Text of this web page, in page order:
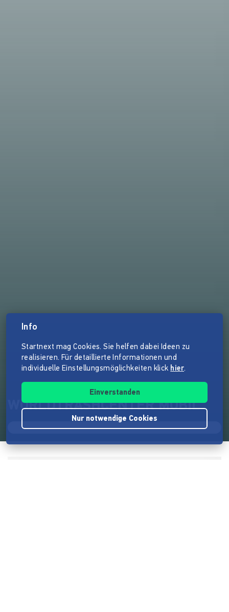
WORLDTRASHCENTER MOBIL
Info
Startnext mag Cookies. Sie helfen dabei Ideen zu
realisieren. Für detaillierte Informationen und
individuelle Einstellungsmöglichkeiten klick hier.
Einverstanden
Nur notwendige Cookies